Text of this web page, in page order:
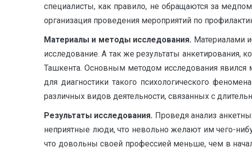
специалисты, как правило, не обращаются за
организация проведения мероприятий по
Материалы и методы исследования. Материалами
исследование. А так же результаты анкетирования,
Ташкента. Основным методом исследования
для диагностики такого психологического
различных видов деятельности, связанных с
Результаты исследования. Проведя анализ
неприятные люди, что невольно желают им чего-
что довольны своей профессией меньше, чем в